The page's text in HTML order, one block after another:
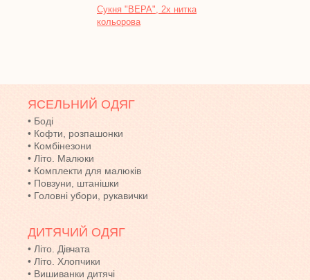
Сукня "ВЕРА", 2х нитка
кольорова
ЯСЕЛЬНИЙ ОДЯГ
• Боді
• Кофти, розпашонки
• Комбінезони
• Літо. Малюки
• Комплекти для малюків
• Повзуни, штанішки
• Головні убори, рукавички
ДИТЯЧИЙ ОДЯГ
• Літо. Дівчата
• Літо. Хлопчики
• Вишиванки дитячі